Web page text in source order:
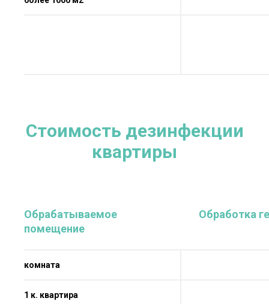
Стоимость дезинфекции
квартиры
Обрабатываемое
помещение
Обработка
комната
1 к. квартира